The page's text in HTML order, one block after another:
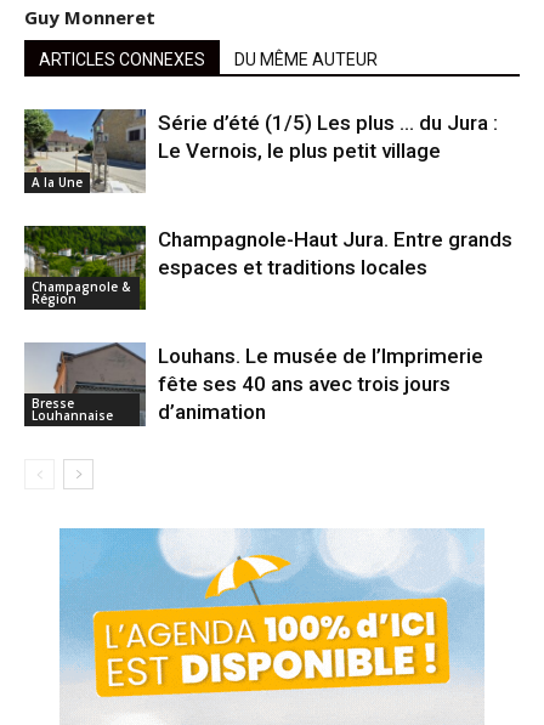
Guy Monneret
ARTICLES CONNEXES DU MÊME AUTEUR
A la Une
Série d’été (1/5) Les plus … du Jura :
Le Vernois, le plus petit village
Champagnole &
Région
Champagnole-Haut Jura. Entre grands
espaces et traditions locales
Bresse
Louhannaise
Louhans. Le musée de l’Imprimerie
fête ses 40 ans avec trois jours
d’animation